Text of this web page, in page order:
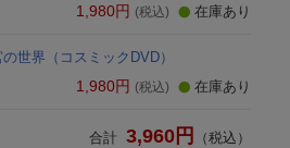
1,980円 (税込) 在庫あり
世界 （コスミックDVD）
1,980円 (税込) 在庫あり
合計 3,960 円 （税込）